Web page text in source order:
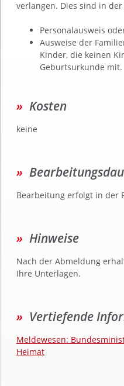
verlangen. Dies sind in der
Personalausweis
Ausweise der
Kinder, die keinen
Geburtsurkunde mit.
Kosten
keine
Bearbeitung erfolgt in der
Hinweise
Nach der Abmeldung
Ihre Unterlagen.
Vertiefende
Meldewesen:
Heimat